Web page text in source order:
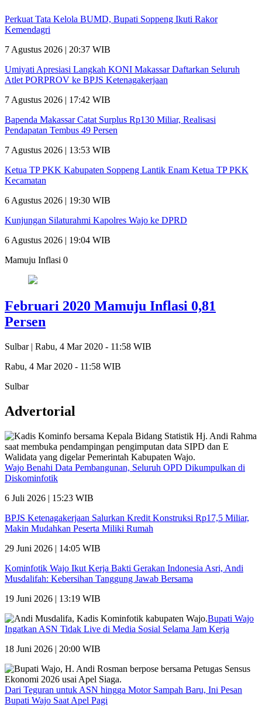
Perkuat Tata Kelola BUMD, Bupati Soppeng Ikuti Rakor
Kemendagri
7 Agustus 2026 | 20:37 WIB
Umiyati Apresiasi Langkah KONI Makassar Daftarkan Seluruh
Atlet PORPROV ke BPJS Ketenagakerjaan
7 Agustus 2026 | 17:42 WIB
Bapenda Makassar Catat Surplus Rp130 Miliar, Realisasi
Pendapatan Tembus 49 Persen
7 Agustus 2026 | 13:53 WIB
Ketua TP PKK Kabupaten Soppeng Lantik Enam Ketua TP PKK
Kecamatan
6 Agustus 2026 | 19:30 WIB
Kunjungan Silaturahmi Kapolres Wajo ke DPRD
6 Agustus 2026 | 19:04 WIB
Mamuju Inflasi 0
Februari 2020 Mamuju Inflasi 0,81
Persen
Sulbar | Rabu, 4 Mar 2020 - 11:58 WIB
Rabu, 4 Mar 2020 - 11:58 WIB
Sulbar
Advertorial
Wajo Benahi Data Pembangunan, Seluruh OPD Dikumpulkan di
Diskominfotik
6 Juli 2026 | 15:23 WIB
BPJS Ketenagakerjaan Salurkan Kredit Konstruksi Rp17,5 Miliar,
Makin Mudahkan Peserta Miliki Rumah
29 Juni 2026 | 14:05 WIB
Kominfotik Wajo Ikut Kerja Bakti Gerakan Indonesia Asri, Andi
Musdalifah: Kebersihan Tanggung Jawab Bersama
19 Juni 2026 | 13:19 WIB
Bupati Wajo
Ingatkan ASN Tidak Live di Media Sosial Selama Jam Kerja
18 Juni 2026 | 20:00 WIB
Dari Teguran untuk ASN hingga Motor Sampah Baru, Ini Pesan
Bupati Wajo Saat Apel Pagi